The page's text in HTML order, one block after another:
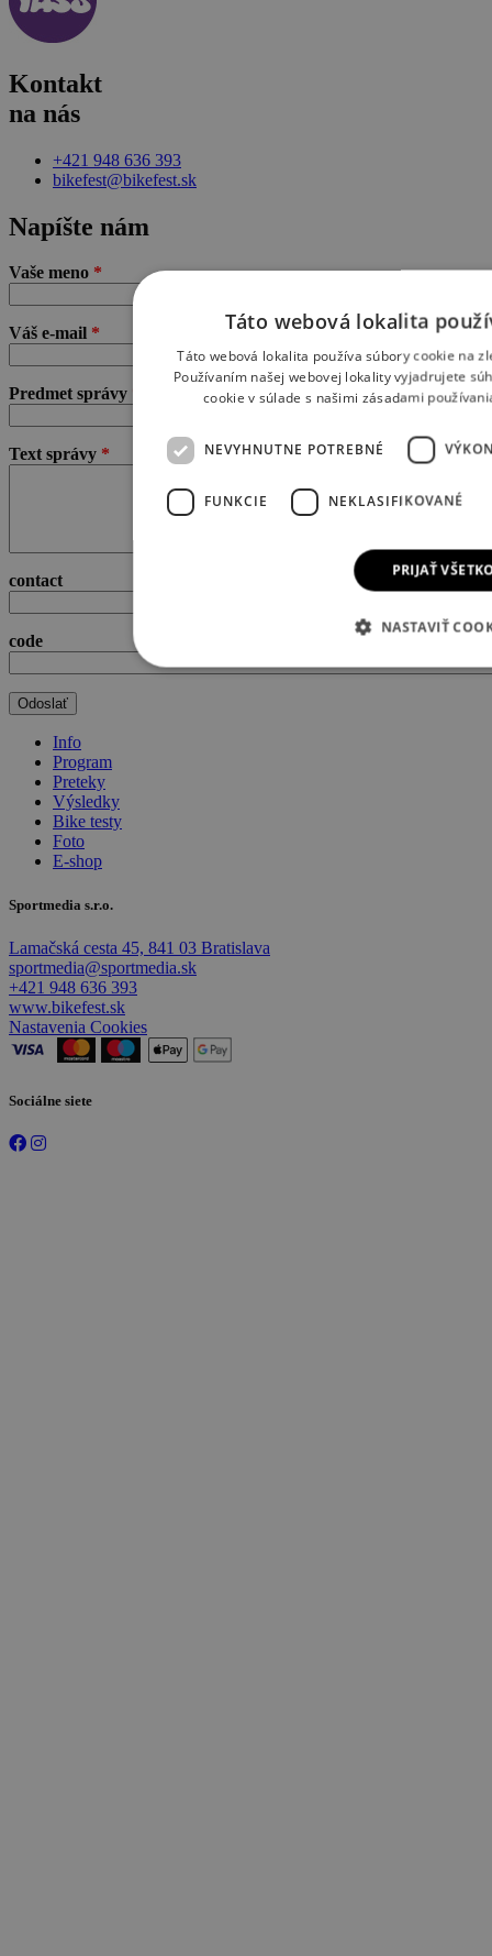
Kontakt
na nás
+421 948 636 393
bikefest@bikefest.sk
Napíšte nám
Vaše meno *
Váš e-mail *
Predmet správy
Text správy *
contact
code
Info
Program
Preteky
Výsledky
Bike testy
Foto
E-shop
Sportmedia s.r.o.
Lamačská cesta 45, 841 03 Bratislava
sportmedia@sportmedia.sk
+421 948 636 393
www.bikefest.sk
Nastavenia Cookies
Sociálne siete
Táto webová lokalita
Táto webová lokalita používa súbory cookie na
Používaním našej webovej lokality vyjadrujete
cookie v súlade s našimi zásadami
NEVYHNUTNE POTREBNÉ
FUNKCIE NEKLASIFIKOVANÉ
PRIJAŤ
NASTAVIŤ